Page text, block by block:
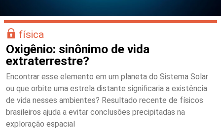
física
Oxigênio: sinônimo de vida
extraterrestre?
Encontrar esse elemento em um planeta do Sistema Solar
ou que orbite uma estrela distante significaria a existência
de vida nesses ambientes? Resultado recente de físicos
brasileiros ajuda a evitar conclusões precipitadas na
exploração espacial